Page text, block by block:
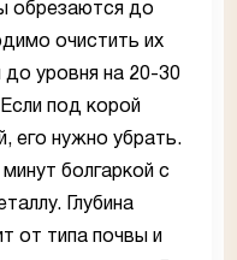
обрезаются до
очистить их
уровня на 20-30
под корой
его нужно убрать.
болгаркой с
Глубина
от типа почвы и